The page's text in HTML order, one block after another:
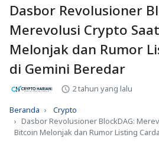
Dasbor Revolusioner
Merevolusi Crypto
Melonjak dan Rumor
di Gemini Beredar
2 tahun yang lalu
Beranda
Crypto
Dasbor Revolusioner BlockDAG:
Bitcoin Melonjak dan Rumor Listing